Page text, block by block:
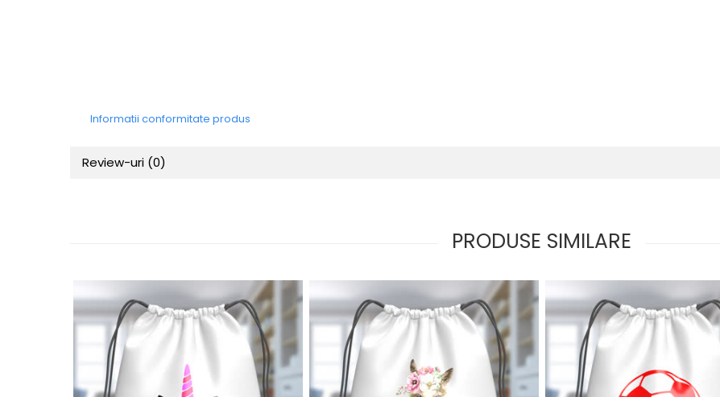
Informatii conformitate produs
Review-uri (0)
PRODUSE SIMILARE